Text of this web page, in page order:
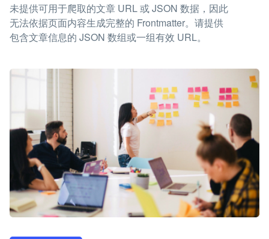
未提供可用于爬取的文章 URL 或 JSON 数据，因此
无法依据页面内容生成完整的 Frontmatter。请提供
包含文章信息的 JSON 数组或一组有效 URL。